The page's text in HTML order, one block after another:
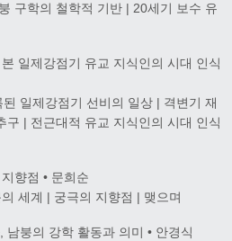
구학의 철학적 기반 | 20세기 보수 유
일제강점기 유교 지식인의 시대 인식
일제강점기 선비의 일상 | 격변기 재
구 | 전근대적 유교 지식인의 시대 인식
향점 • 문희순
세계 | 궁극의 지향점 | 맺으며
붕의 강학 활동과 의미 • 안경식